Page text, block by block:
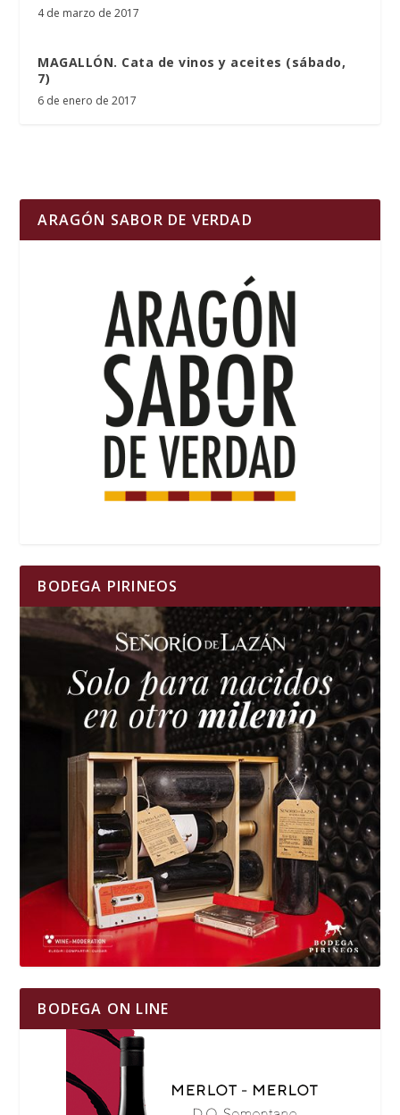
4 de marzo de 2017
MAGALLÓN. Cata de vinos y aceites (sábado,
7)
6 de enero de 2017
ARAGÓN SABOR DE VERDAD
BODEGA PIRINEOS
BODEGA ON LINE